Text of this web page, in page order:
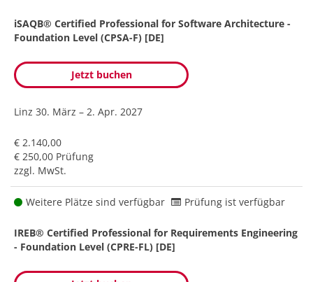
iSAQB® Certified Professional for Software Architecture -
Foundation Level (CPSA-F) [DE]
Jetzt buchen
Linz 30. März – 2. Apr. 2027
€ 2.140,00
€ 250,00 Prüfung
zzgl. MwSt.
Weitere Plätze sind verfügbar Prüfung ist verfügbar
IREB® Certified Professional for Requirements Engineering
- Foundation Level (CPRE-FL) [DE]